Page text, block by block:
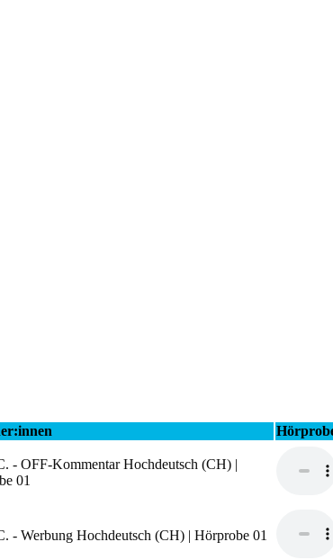
- OFF-Kommentar Hochdeutsch (CH) |
01
- Werbung Hochdeutsch (CH) | Hörprobe 01